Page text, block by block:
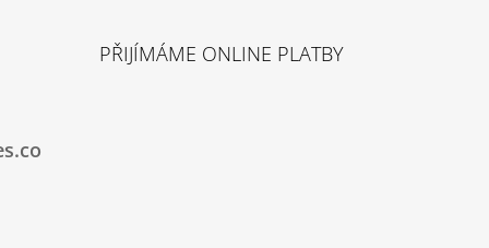
PŘIJÍMÁME ONLINE PLATBY